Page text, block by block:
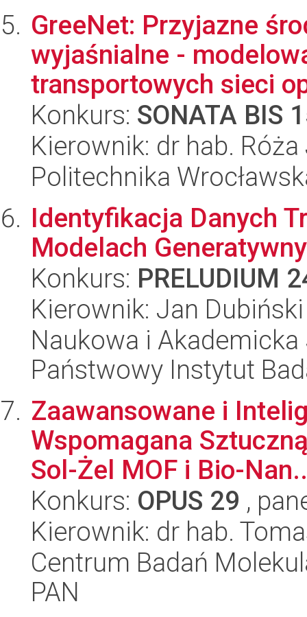
GreeNet: Przyjazne
wyjaśnialne -
transportowych sieci
Konkurs: SONATA BIS
Kierownik: dr hab.
Politechnika
Identyfikacja Danych
Modelach
Konkurs: PRELUDIUM
Kierownik: Jan Dubiński
Naukowa i
Państwowy Instytut
Zaawansowane i
Wspomagana
Sol-Żel MOF i Bio-
Konkurs: OPUS 29 ,
Kierownik: dr hab.
Centrum Badań
PAN